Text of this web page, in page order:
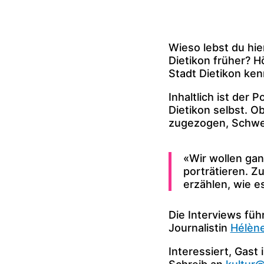
Wieso lebst du
Dietikon früher?
Stadt Dietikon
Inhaltlich ist der
Dietikon selbst.
zugezogen,
«Wir wollen
porträtieren.
erzählen, wie
Die Interviews
Journalistin
Interessiert, Gast